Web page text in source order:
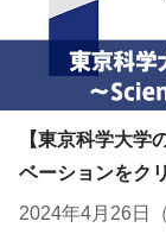
【東京科学大学
ベーションをク
2024年4月26日（